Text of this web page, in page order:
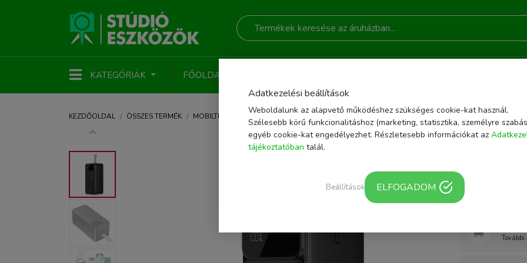
KATEGÓRIÁK FŐOLDAL
KEZDŐOLDAL ÖSSZES TERMÉK MOBILTELEFON KIEGÉSZÍTŐK POWERBANK CHOETECH B732 POWERBANK 50000 MAH
Cikkszám: B732 |
mAh
További
Adatkezelési beállítások
Weboldalunk az alapvető működéshez szükséges cookie-kat használ.
Szélesebb körű funkcionalitáshoz (marketing, statisztika, személyre
egyéb cookie-kat engedélyezhet. Részletesebb információkat az
tájékoztatóban talál.
Beállítások ELFOGADOM